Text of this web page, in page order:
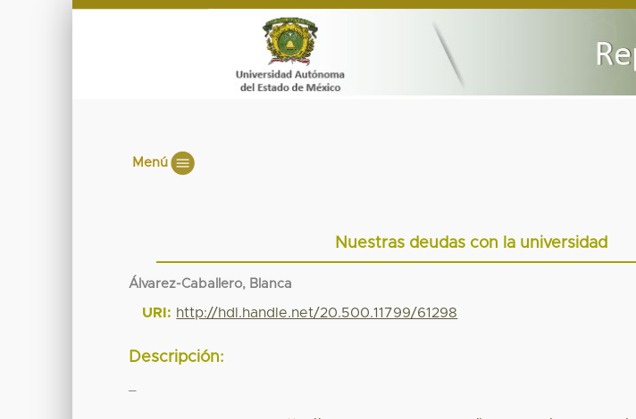
Menú
Nuestras deudas con la universidad
Álvarez-Caballero, Blanca
URI: http://hdl.handle.net/20.500.11799/61298
Descripción: